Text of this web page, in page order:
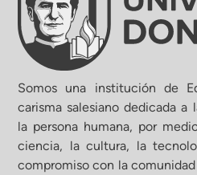
Somos una institución de
carisma salesiano dedicada
la persona humana, por
ciencia, la cultura, la
compromiso con la